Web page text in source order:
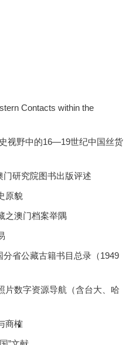
Contacts within the
视野中的16—19世纪中国丝货
研究院图书出版评述
原貌
之澳门档案举隅
省公藏古籍书目总录（1949
片数字资源导航（含台大、哈
商榷